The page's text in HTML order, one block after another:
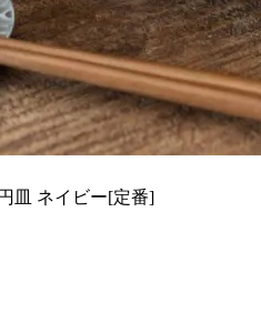
皿 ネイビー[定番]